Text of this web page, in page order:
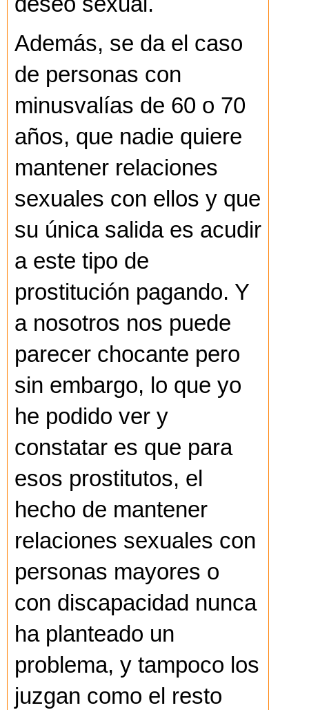
Además, se da el caso
de personas con
minusvalías de 60 o 70
años, que nadie quiere
mantener relaciones
sexuales con ellos y que
su única salida es acudir
a este tipo de
prostitución pagando. Y
a nosotros nos puede
parecer chocante pero
sin embargo, lo que yo
he podido ver y
constatar es que para
esos prostitutos, el
hecho de mantener
relaciones sexuales con
personas mayores o
con discapacidad nunca
ha planteado un
problema, y tampoco los
juzgan como el resto